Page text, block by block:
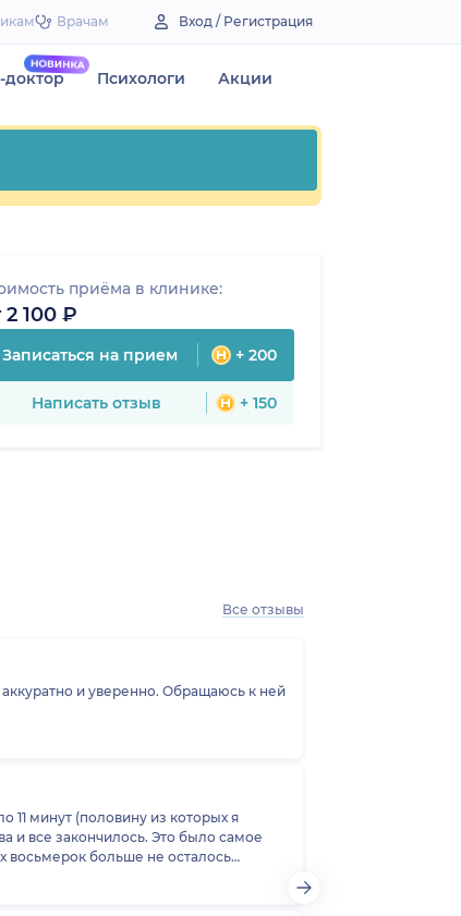
Врачам Вход / Регистрация
Психологи Акции
приёма в клинике:
2 100 ₽
Записаться на прием + 200
Написать отзыв + 150
Все отзывы
и уверенно. Обращаюсь к ней
минут (половину из которых я
и все закончилось. Это было самое
восьмерок больше не осталось…